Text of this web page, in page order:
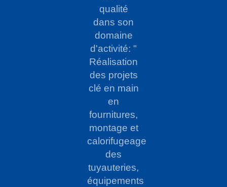
qualité
dans son
domaine
d'activité: "
Réalisation
des projets
clé en main
en
fournitures,
montage et
calorifugeage
des
tuyauteries,
équipements